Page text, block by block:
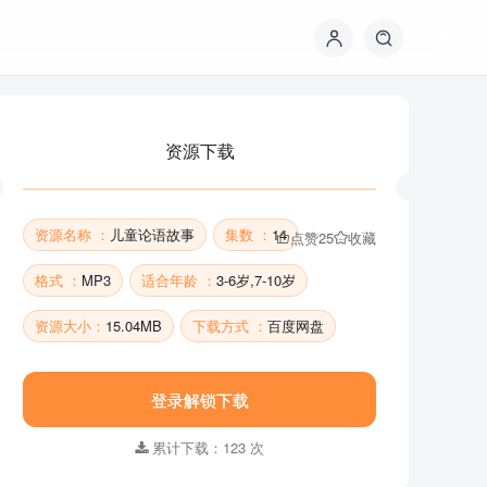
点赞25 收藏
资源下载
资源名称 ： 儿童论语故事 集数 ： 14
格式 ： MP3 适合年龄 ： 3-6岁,7-10岁
资源大小： 15.04MB 下载方式 ： 百度网盘
登录解锁下载
累计下载：123 次
儿童论语故事 集数 ：